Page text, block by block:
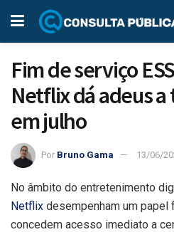
Fim de serviço
Netflix dá adeus
em julho
Por Bruno Gama 13/06/
No âmbito do entretenimento
Netflix desempenham um papel
concedem acesso imediato a